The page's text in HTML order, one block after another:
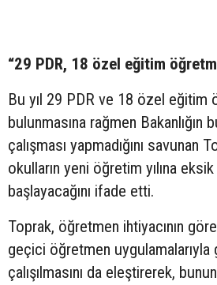
“29 PDR, 18 özel eğitim
Bu yıl 29 PDR ve 18 özel eğitim
bulunmasına rağmen Bakanlığın
çalışması yapmadığını savunan
okulların yeni öğretim yılına
başlayacağını ifade etti.
Toprak, öğretmen ihtiyacının
geçici öğretmen uygulamalarıyla
çalışılmasını da eleştirerek,